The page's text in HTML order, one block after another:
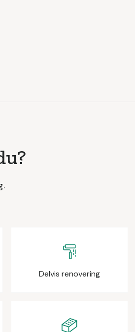
Delvis renovering